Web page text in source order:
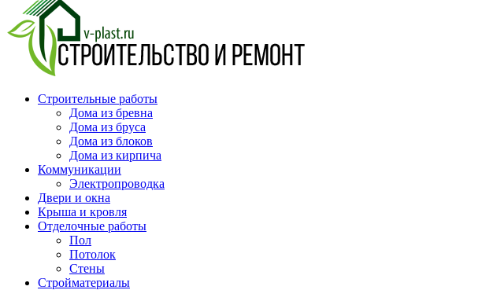
v-plast.ru Строительство и ремонт
Строительные работы
Дома из бревна
Дома из бруса
Дома из блоков
Дома из кирпича
Коммуникации
Электропроводка
Двери и окна
Крыша и кровля
Отделочные работы
Пол
Потолок
Стены
Стройматериалы